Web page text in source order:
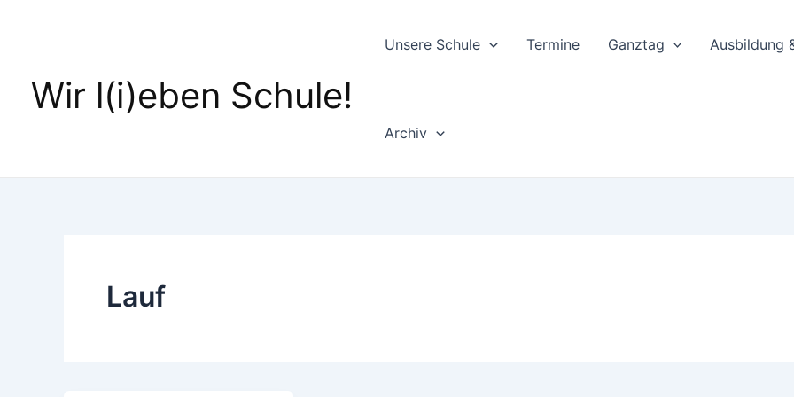
Wir l(i)eben Schule!
Unsere Schule Termine Ganztag Ausbildung
Archiv
Lauf